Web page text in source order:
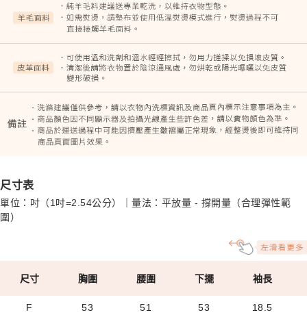
尺寸表
單位：吋（1吋=2.54公分）｜量法：平放量 - 撐開量（合理彈性範
圍）
尺寸 胸圍 腰圍 下擺 袖長
F 53 51 53 18.5